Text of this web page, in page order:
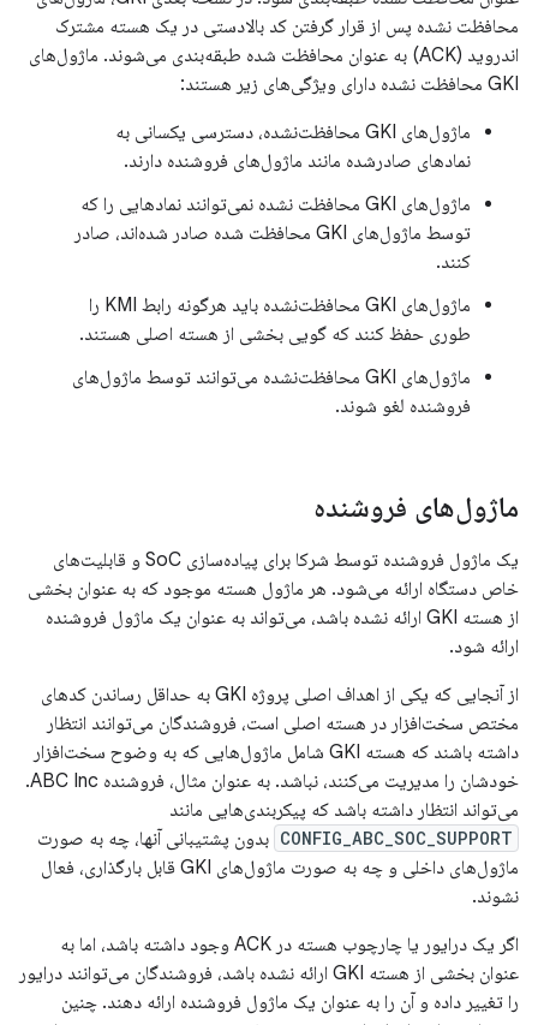
محافظت نشده پس از قرار گرفتن کد بالادستی در یک هسته مشترک
اندروید (ACK) به عنوان محافظت شده طبقه‌بندی می‌شوند. ماژول‌های
GKI محافظت نشده دارای ویژگی‌های زیر هستند:
ماژول‌های GKI محافظت‌نشده، دسترسی یکسانی به
نمادهای صادرشده مانند ماژول‌های فروشنده دارند.
ماژول‌های GKI محافظت نشده نمی‌توانند نمادهایی را که
توسط ماژول‌های GKI محافظت شده صادر شده‌اند، صادر
کنند.
ماژول‌های GKI محافظت‌نشده باید هرگونه رابط KMI را
طوری حفظ کنند که گویی بخشی از هسته اصلی هستند.
ماژول‌های GKI محافظت‌نشده می‌توانند توسط ماژول‌های
فروشنده لغو شوند.
ماژول‌های فروشنده
یک ماژول فروشنده توسط شرکا برای پیاده‌سازی SoC و قابلیت‌های
خاص دستگاه ارائه می‌شود. هر ماژول هسته موجود که به عنوان بخشی
از هسته GKI ارائه نشده باشد، می‌تواند به عنوان یک ماژول فروشنده
ارائه شود.
از آنجایی که یکی از اهداف اصلی پروژه GKI به حداقل رساندن کدهای
مختص سخت‌افزار در هسته اصلی است، فروشندگان می‌توانند انتظار
داشته باشند که هسته GKI شامل ماژول‌هایی که به وضوح سخت‌افزار
خودشان را مدیریت می‌کنند، نباشد. به عنوان مثال، فروشنده ABC Inc.
می‌تواند انتظار داشته باشد که پیکربندی‌هایی مانند
CONFIG_ABC_SOC_SUPPORT بدون پشتیبانی آنها، چه به صورت
ماژول‌های داخلی و چه به صورت ماژول‌های GKI قابل بارگذاری، فعال
نشوند.
اگر یک درایور یا چارچوب هسته در ACK وجود داشته باشد، اما به
عنوان بخشی از هسته GKI ارائه نشده باشد، فروشندگان می‌توانند درایور
را تغییر داده و آن را به عنوان یک ماژول فروشنده ارائه دهند. چنین